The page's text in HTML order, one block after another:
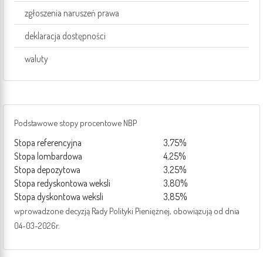
zgłoszenia naruszeń prawa
deklaracja dostępności
waluty
Podstawowe stopy procentowe NBP
Stopa referencyjna
3,75%
Stopa lombardowa
4,25%
Stopa depozytowa
3,25%
Stopa redyskontowa weksli
3,80%
Stopa dyskontowa weksli
3,85%
wprowadzone decyzją Rady Polityki Pieniężnej, obowiązują od dnia
04-03-2026r.